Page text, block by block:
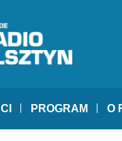
PROGRAM O